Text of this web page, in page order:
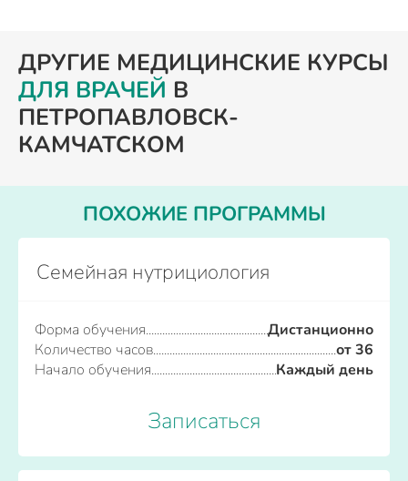
ДРУГИЕ МЕДИЦИНСКИЕ КУРСЫ
ДЛЯ ВРАЧЕЙ В
ПЕТРОПАВЛОВСК-
КАМЧАТСКОМ
ПОХОЖИЕ ПРОГРАММЫ
Семейная нутрициология
Форма обучения
Дистанционно
Количество часов
от 36
Начало обучения
Каждый день
Записаться